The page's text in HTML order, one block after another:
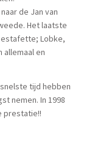
de Jan van
Het laatste
Lobke,
allemaal en
tijd hebben
nemen. In 1998
prestatie!!